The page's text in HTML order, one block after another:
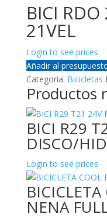
BICI
21VEL
Login to see prices
Añadir al
Categoría: Bicicletas
Productos
BICI R29
DISCO/
Login to see prices
NENA